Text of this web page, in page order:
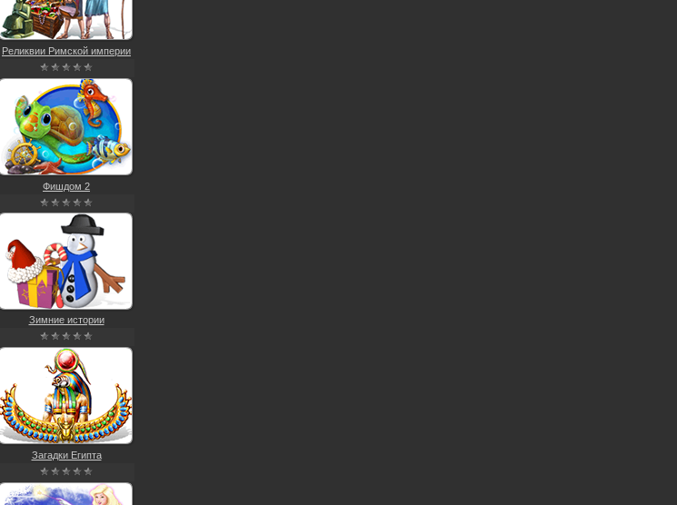
Реликвии Римской империи
Фишдом 2
Зимние истории
Загадки Египта